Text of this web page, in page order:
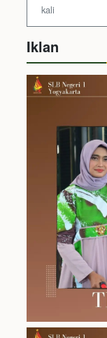
kali
Iklan